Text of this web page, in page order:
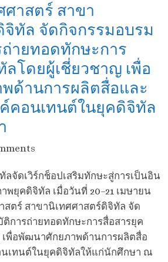
าสตร์ สาขา
จิทัล จัดกิจกรรมอบรม
ายทอดทักษะการ
โดยผู้เชี่ยวชาญ เพื่อ
ด้านการผลิตสื่อและ
คอนเทนต์ในยุคดิจิทัล
จัดเวิร์กช็อปเสริมทักษะสู่การเป็นอิน
พยุคดิจิทัล เมื่อวันที่ 20–21 เมษายน
สตร์ สาขานิเทศศาสตร์ดิจิทัล จัด
การถ่ายทอดทักษะการสื่อสารยุค
พื่อพัฒนาศักยภาพด้านการผลิตสื่อ
นเทนต์ในยุคดิจิทัลให้แก่นักศึกษา ณ